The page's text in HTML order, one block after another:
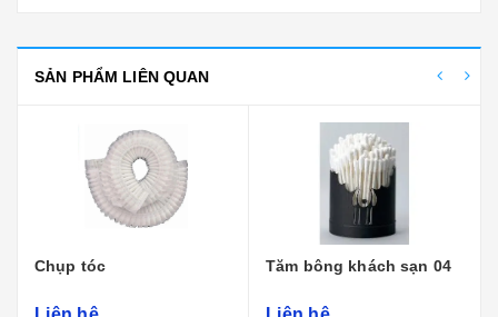
SẢN PHẨM LIÊN QUAN
Chụp tóc Tăm bông khách sạn 04